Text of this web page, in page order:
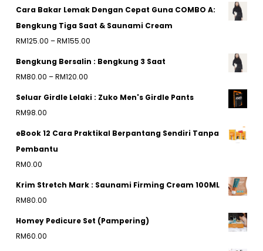
RM70.00
Cara Bakar Lemak Dengan Cepat Guna COMBO A:
Bengkung Tiga Saat & Saunami Cream
RM125.00 –RM155.00Price
RM155.00
Bengkung Bersalin : Bengkung 3 Saat
RM80.00 –RM120.00Price
RM120.00
Seluar Girdle Lelaki : Zuko Men's Girdle Pants
RM98.00
eBook 12 Cara Praktikal Berpantang Sendiri Tanpa
Pembantu
RM0.00
Krim Stretch Mark : Saunami Firming Cream 100ML
RM80.00
Homey Pedicure Set (Pampering)
RM60.00